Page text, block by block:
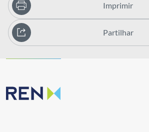
Imprimir
Partilhar